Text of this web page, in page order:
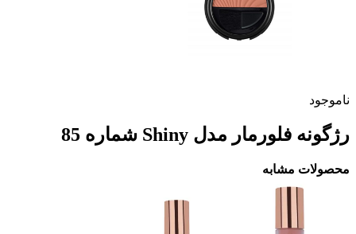
ناموجود
رژگونه فلورمار مدل Shiny شماره 85
محصولات مشابه